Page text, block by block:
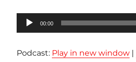
Lecteur
audio
00:00
Podcast: Play in new window |